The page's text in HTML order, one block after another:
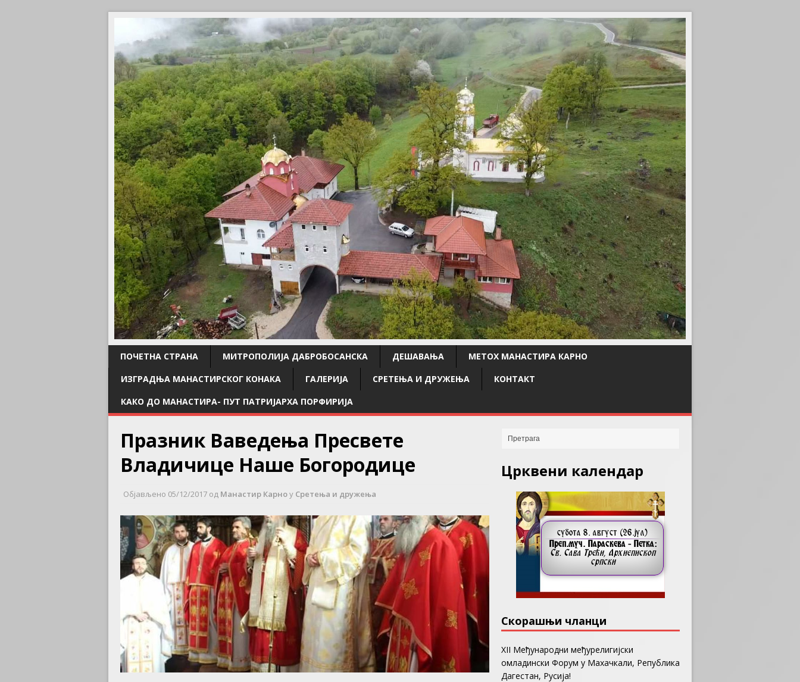
ПОЧЕТНА СТРАНА МИТРОПОЛИЈА ДАБРОБОСАНСКА ДЕШАВАЊА
МЕТОХ МАНАСТИРА КАРНО
ИЗГРАДЊА МАНАСТИРСКОГ КОНАКА
ГАЛЕРИЈА СРЕТЕЊА И ДРУЖЕЊА
КОНТАКТ
КАКО ДО МАНАСТИРА- ПУТ ПАТРИЈАРХА ПОРФИРИЈА
Празник Ваведења Пресвете
Владичице Наше Богородице
Објављено 05/12/2017 од Манастир Карноу Сретења и дружења
Црквени календар
Скорашњи чланци
ХII Међународни међурелигијски
омладински Форум у Махачкали, Република
Дагестан, Русија!